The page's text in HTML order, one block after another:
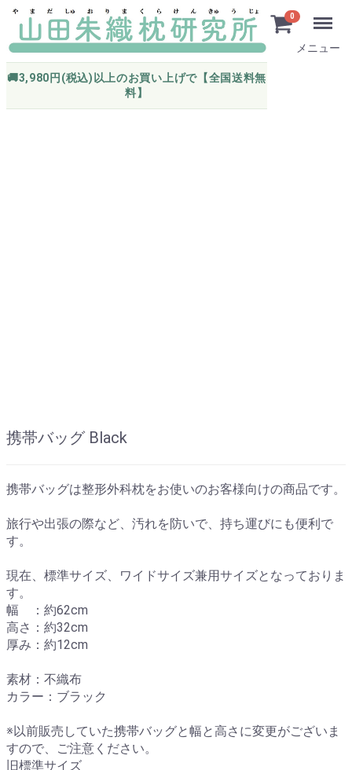
🚚3,980円(税込)以上のお買い上げで【全国送料無
料】
0
メニュー
携帯バッグ Black
携帯バッグは整形外科枕をお使いのお客様向けの商品です。
旅行や出張の際など、汚れを防いで、持ち運びにも便利で
す。
現在、標準サイズ、ワイドサイズ兼用サイズとなっておりま
す。
幅 ：約62cm
高さ：約32cm
厚み：約12cm
素材：不織布
カラー：ブラック
※以前販売していた携帯バッグと幅と高さに変更がございま
すので、ご注意ください。
旧標準サイズ